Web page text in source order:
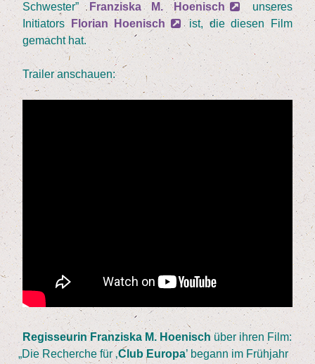
Schwes­ter” Fran­zis­ka M. Hoe­nisch
unse­res
Initia­tors Flo­ri­an Hoe­nisch
ist, die die­sen Film
gemacht hat.
Trai­ler anschauen:
Regis­seu­rin Fran­zis­ka M. Hoe­nischüber ihren Film:
„Die Recher­che für ‚Club Euro­pa’ begann im Früh­jahr